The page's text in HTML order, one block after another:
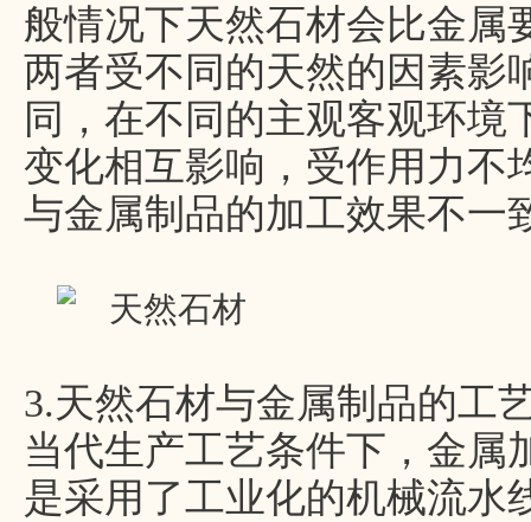
般情况下天然石材会比金属
两者受不同的天然的因素影
同，在不同的主观客观环境
变化相互影响，受作用力不
与金属制品的加工效果不一
3.天然石材与金属制品的工
当代生产工艺条件下，金属
是采用了工业化的机械流水